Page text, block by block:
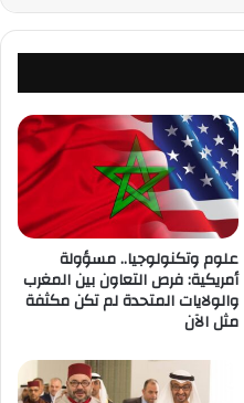
علوم وتكنولوجيا.. مسؤولة
أمريكية: فرص التعاون بين المغرب
والولايات المتحدة لم تكن مكثفة
مثل الآن